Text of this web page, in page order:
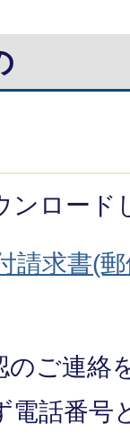
ンロード
請求書(
のご連絡
電話番号